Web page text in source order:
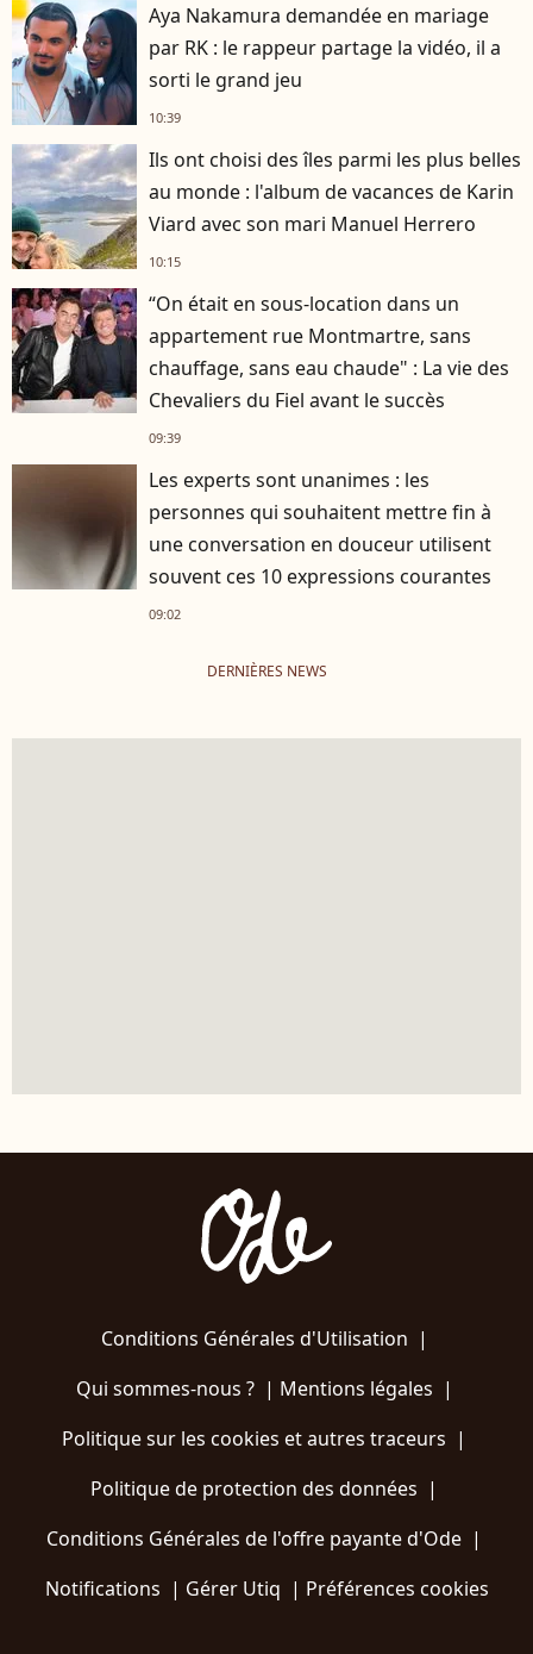
Aya Nakamura demandée en mariage
par RK : le rappeur partage la vidéo, il a
sorti le grand jeu
10:39
Ils ont choisi des îles parmi les plus belles
au monde : l'album de vacances de Karin
Viard avec son mari Manuel Herrero
10:15
“On était en sous-location dans un
appartement rue Montmartre, sans
chauffage, sans eau chaude" : La vie des
Chevaliers du Fiel avant le succès
09:39
Les experts sont unanimes : les
personnes qui souhaitent mettre fin à
une conversation en douceur utilisent
souvent ces 10 expressions courantes
09:02
DERNIÈRES NEWS
Conditions Générales d'Utilisation |
Qui sommes-nous ?| Mentions légales |
Politique sur les cookies et autres traceurs |
Politique de protection des données |
Conditions Générales de l'offre payante d'Ode |
Notifications | Gérer Utiq | Préférences cookies